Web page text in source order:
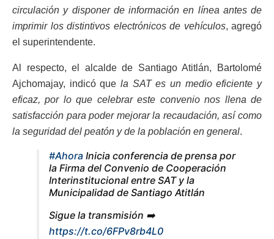
circulación y disponer de información en línea antes de
imprimir los distintivos electrónicos de vehículos, agregó
el superintendente.
Al respecto, el alcalde de Santiago Atitlán, Bartolomé
Ajchomajay, indicó que la SAT es un medio eficiente y
eficaz, por lo que celebrar este convenio nos llena de
satisfacción para poder mejorar la recaudación, así como
la seguridad del peatón y de la población en general.
#Ahora Inicia conferencia de prensa por
la Firma del Convenio de Cooperación
Interinstitucional entre SAT y la
Municipalidad de Santiago Atitlán
Sigue la transmisión ➡️
https://t.co/6FPv8rb4L0